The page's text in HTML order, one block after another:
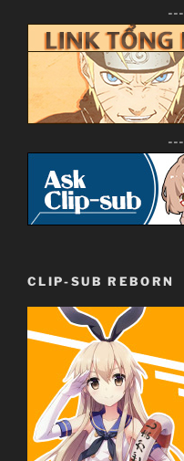
---
---
CLIP-SUB REBORN